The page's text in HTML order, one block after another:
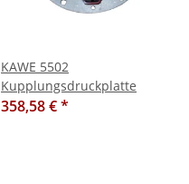
KAWE 5502
Kupplungsdruckplatte
358,58 €*